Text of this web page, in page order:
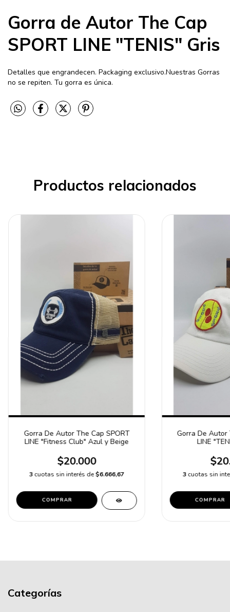
Gorra de Autor The Cap
SPORT LINE "TENIS" Gris
Detalles que engrandecen. Packaging exclusivo.Nuestras Gorras
no se repiten. Tu gorra es única.
Productos relacionados
Gorra De Autor The Cap SPORT
LINE "Fitness Club" Azul y Beige
$20.000
3cuotas sin interés de$6.666,67
COMPRAR
Gorra De Autor
LINE
3 cuotas sin
COMPRAR
Categorías